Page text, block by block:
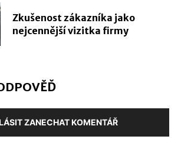
Zkušenost zákazníka jako
nejcennější vizitka firmy
ZANECHAT KOMENTÁŘ